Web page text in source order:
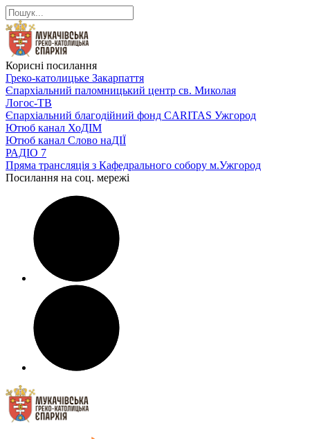
Корисні посилання
Греко-католицьке Закарпаття
Єпархіальний паломницький центр св. Миколая
Логос-ТВ
Єпархіальний благодійний фонд CARITAS Ужгород
Ютюб канал ХоДІМ
Ютюб канал Слово наДІЇ
РАДІО 7
Пряма трансляція з Кафедрального собору м.Ужгород
Посилання на соц. мережі